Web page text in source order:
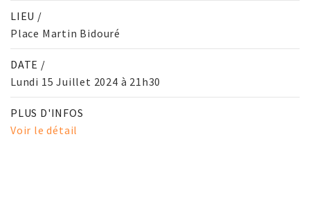
LIEU /
Place Martin Bidouré
DATE /
Lundi 15 Juillet 2024 à 21h30
PLUS D'INFOS
Voir le détail